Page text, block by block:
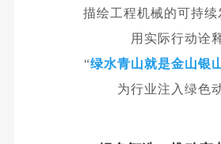
描绘工程机械的可持续
用实际行动诠
“绿水青山就是金山银
为行业注入绿色